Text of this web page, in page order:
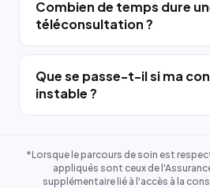
Combien de temps dure
téléconsultation ?
Que se passe-t-il si ma
instable ?
*Lorsque le parcours de soin est
appliqués sont ceux de
supplémentaire lié à l'accès à la